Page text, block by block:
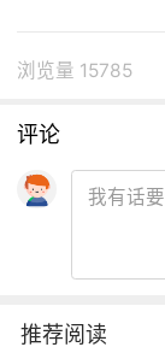
浏览量 15785
评论
推荐阅读